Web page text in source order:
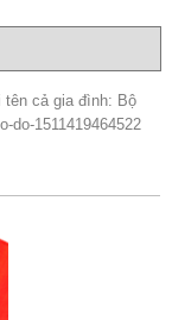
tên cả gia đình: Bộ
do-1511419464522